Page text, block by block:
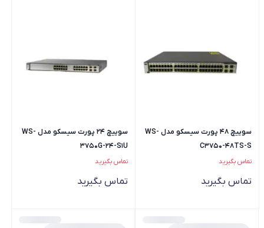
سوییچ 48 پورت سیسکو مدل WS-
C3750-48TS-S
تماس بگیرید
تماس بگیرید
سوییچ 24 پورت سیسکو مدل WS-
3750G-24-S1U
تماس بگیرید
تماس بگیرید